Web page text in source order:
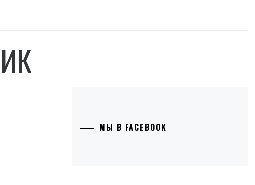
МЫ В FACEBOOK